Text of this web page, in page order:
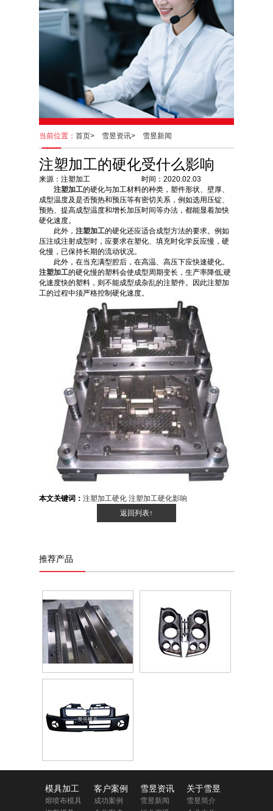
当前位置： 首页> 雪昱资讯> 雪昱新闻
注塑加工的硬化受什么影响
来源：注塑加工 时间：2020.02.03
注塑加工的硬化与加工材料的种类，塑件形状、壁厚、
成型温度及是否预热和预压等有密切关系，例如选用压锭、
预热、提高成型温度和增长加压时间等办法，都能显着加快
硬化速度。
此外， 注塑加工的硬化还应适合成型方法的要求。例如
压注或注射成型时，应要求在塑化、填充时化学反应慢，硬
化慢，已保持长期的流动状况。
此外，在当充满型腔后，在高温、高压下应快速硬化。
注塑加工的硬化慢的塑料会使成型周期变长，生产率降低;硬
化速度快的塑料，则不能成型成杂乱的注塑件。因此注塑加
工的过程中须严格控制硬化速度。
本文关键词： 注塑加工硬化 注塑加工硬化影响
返回列表↑
推荐产品
模具加工
熔喷布模具
客户案例
成功案例
雪昱资讯
雪昱新闻
关于雪昱
雪昱简介